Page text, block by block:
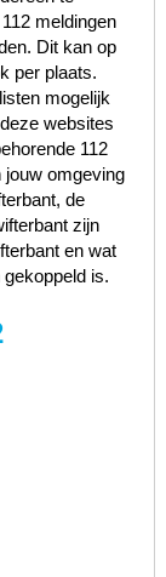
meldingen
Dit kan op
per plaats.
mogelijk
websites
112
omgeving
de
zijn
en wat
is.